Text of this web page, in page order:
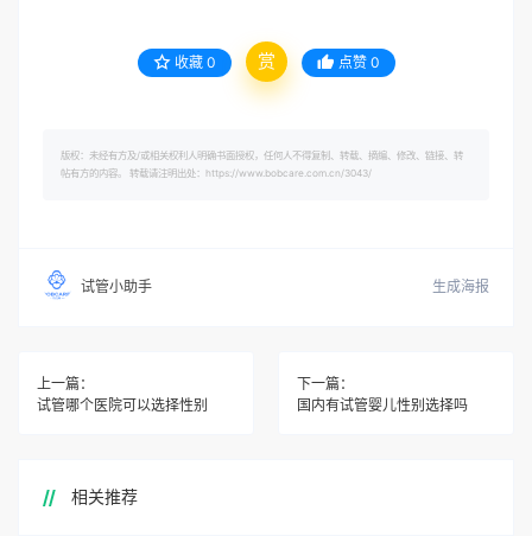
收藏 0 赏 点赞 0
版权：未经有方及/或相关权利人明确书面授权，任何人不得复制、转载、摘编、修改、链接、转
帖有方的内容。 转载请注明出处：https://www.bobcare.com.cn/3043/
试管小助手 生成海报
上一篇：
试管哪个医院可以选择性别
下一篇：
国内有试管婴儿性别选择吗
相关推荐